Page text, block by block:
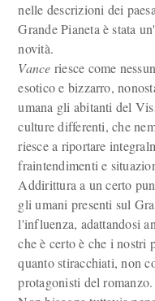
nelle descrizioni dei
Grande Pianeta è stata
novità.
Vance riesce come
esotico e bizzarro,
umana gli abitanti del
culture differenti, che
riesce a riportare
fraintendimenti e
Addirittura a un certo
gli umani presenti sul
l'influenza, adattandosi
che è certo è che i nostri
quanto stiracchiati, non
protagonisti del romanzo.